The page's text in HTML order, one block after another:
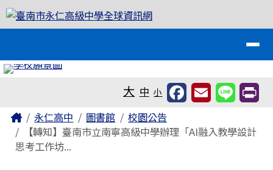
跳至主內容區
臺南市永仁高級中學全球資訊網
大 中 小
主內容區域
Home永仁高中 圖書館
校園公告
【轉知】臺南市立南寧高級中學辦理「AI融入教學設計
思考工作坊...
頁尾區域